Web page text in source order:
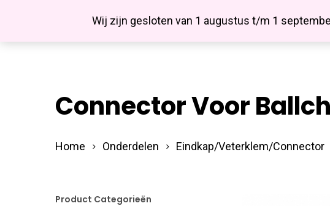
Wij zijn gesloten van 1 augustus t/m 1
Hit enter to search or ESC to close
Facebook
Connector Voor
Home Onderdelen Eindkap/Veterklem/Connector
Product Categorieën